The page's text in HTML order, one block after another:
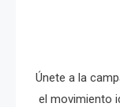
Únete a la
el movimiento